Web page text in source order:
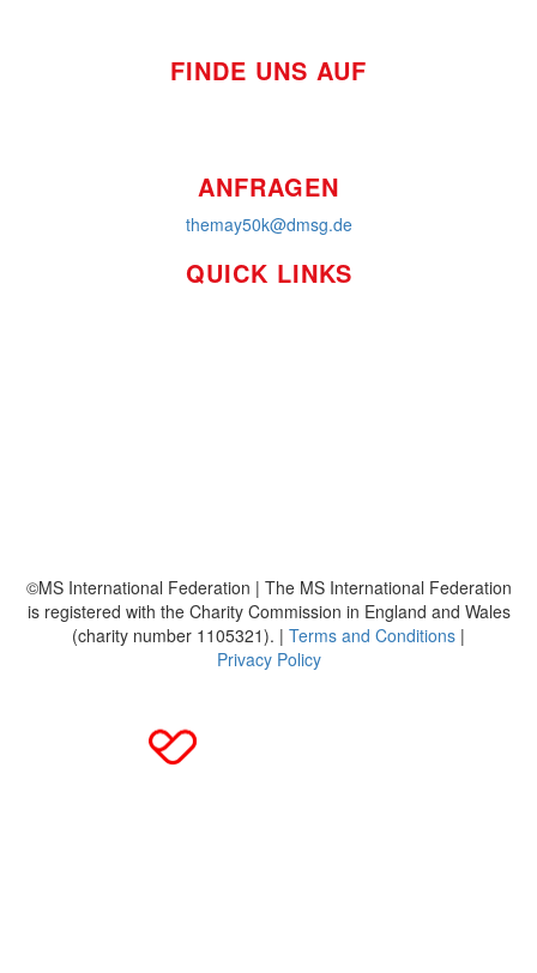
FINDE UNS AUF
ANFRAGEN
themay50k@dmsg.de
QUICK LINKS
©MS International Federation | The MS International Federation
is registered with the Charity Commission in England and Wales
(charity number 1105321). | Terms and Conditions |
Privacy Policy